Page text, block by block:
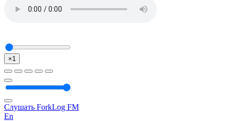
×1
Слушать ForkLog FM
En